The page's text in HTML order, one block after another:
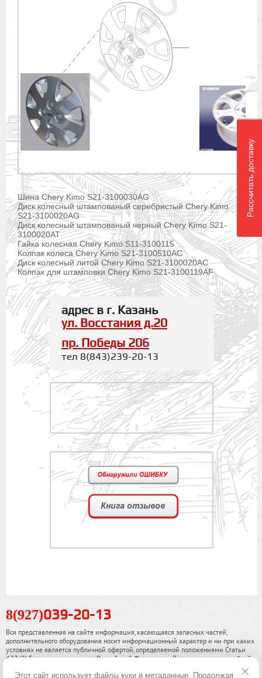
Шина Chery Kimo S21-3100030AG
Диск колесный штампованый серебристый Chery Kimo
S21-3100020AG
Диск колесный штампованый черный Chery Kimo S21-
3100020AT
Гайка колесная Chery Kimo S11-3100115
Колпак колеса Chery Kimo S21-3100510AC
Диск колесный литой Chery Kimo S21-3100020AC
Колпак для штамповки Chery Kimo S21-3100119AF
адрес в г. Казань
ул. Восстания д.20
пр. Победы 206
тел 8(843)239-20-13
.
8(927)039-20-13
Вся представленная на сайте информация, касающаяся запасных частей,
дополнительного оборудования носит информационный характер и ни при каких
условиях не является публичной офертой, определяемой положениями Статьи
437 (2) Гражданского кодекса Российской Федерации. Для получения подробной
информации, пожалуйста, обращайтесь к нашим специалистам. чинамобил.рф ©
Этот сайт использует файлы куки и метаданные. Продолжая
Рассчитать доставку